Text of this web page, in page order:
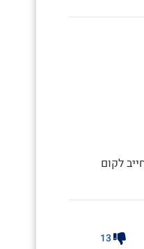
לקום
13